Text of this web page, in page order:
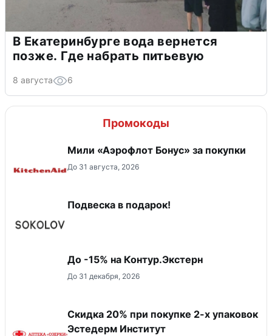
В Екатеринбурге вода вернется
позже. Где набрать питьевую
8 августа 6
Промокоды
Мили «Аэрофлот Бонус» за покупки
До 31 августа, 2026
Подвеска в подарок!
До -15% на Контур.Экстерн
До 31 декабря, 2026
Скидка 20% при покупке 2-х упаковок
Эстедерм Институт